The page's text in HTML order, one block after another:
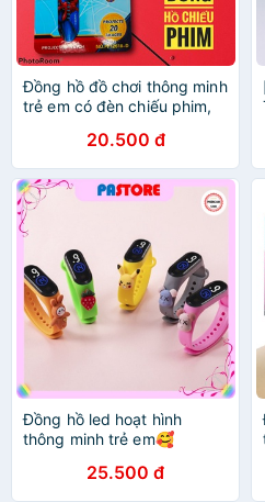
Đồng hồ đồ chơi thông minh
trẻ em có đèn chiếu phim,
giá rẻ cho bé trai, gái
3,4,5,6 tuổi
20.500 đ
Đồng hồ led hoạt hình
thông minh trẻ em🥰
nước, thể thao giá rẻ cho
bé trai, gái 3,4,5,6 tuổi
25.500 đ